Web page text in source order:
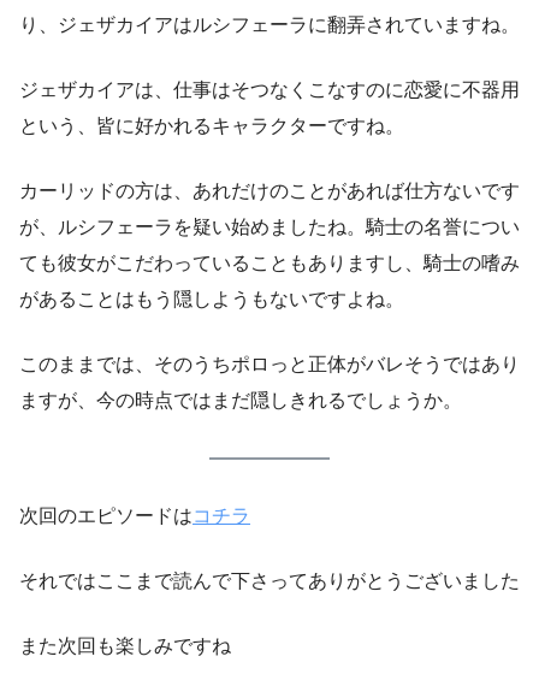
り、ジェザカイアはルシフェーラに翻弄されていますね。
ジェザカイアは、仕事はそつなくこなすのに恋愛に不器用
という、皆に好かれるキャラクターですね。
カーリッドの方は、あれだけのことがあれば仕方ないです
が、ルシフェーラを疑い始めましたね。騎士の名誉につい
ても彼女がこだわっていることもありますし、騎士の嗜み
があることはもう隠しようもないですよね。
このままでは、そのうちポロっと正体がバレそうではあり
ますが、今の時点ではまだ隠しきれるでしょうか。
次回のエピソードはコチラ
それではここまで読んで下さってありがとうございました
また次回も楽しみですね